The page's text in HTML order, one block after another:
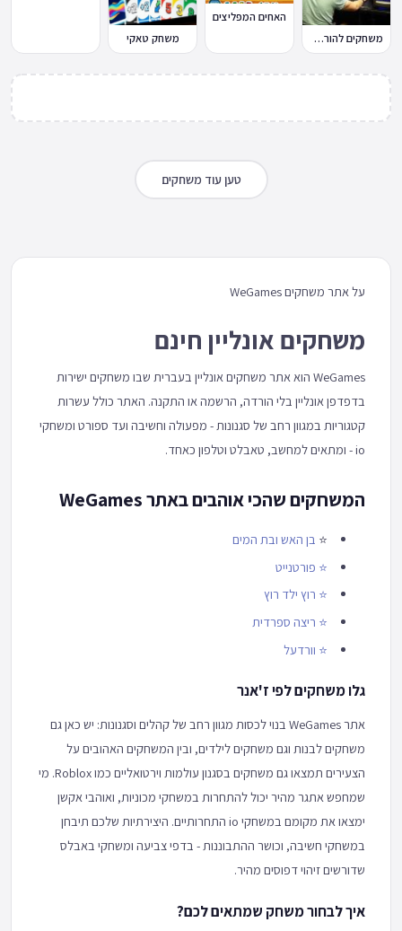
משחקים להורדה למחשב
האחים המפליצים
משחק טאקי
טען עוד משחקים
על אתר משחקים WeGames
משחקים אונליין חינם
WeGames הוא אתר משחקים אונליין בעברית שבו משחקים ישירות
בדפדפן אונליין בלי הורדה, הרשמה או התקנה. האתר כולל עשרות
קטגוריות במגוון רחב של סגנונות - מפעולה וחשיבה ועד ספורט ומשחקי
io - ומתאים למחשב, טאבלט וטלפון כאחד.
המשחקים שהכי אוהבים באתר WeGames
⭐ בן האש ובת המים
⭐ פורטנייט
⭐ רוץ ילד רוץ
⭐ ריצה ספרדית
⭐ וורדעל
גלו משחקים לפי ז'אנר
אתר WeGames בנוי לכסות מגוון רחב של קהלים וסגנונות: יש כאן גם
משחקים לבנות וגם משחקים לילדים, ובין המשחקים האהובים על
הצעירים תמצאו גם משחקים בסגנון עולמות וירטואליים כמו Roblox. מי
שמחפש אתגר מהיר יכול להתחרות במשחקי מכוניות, ואוהבי אקשן
ימצאו את מקומם במשחקי io התחרותיים. היצירתיות שלכם תיבחן
במשחקי חשיבה, וכושר ההתבוננות - בדפי צביעה ומשחקי באבלס
שדורשים זיהוי דפוסים מהיר.
איך לבחור משחק שמתאים לכם?